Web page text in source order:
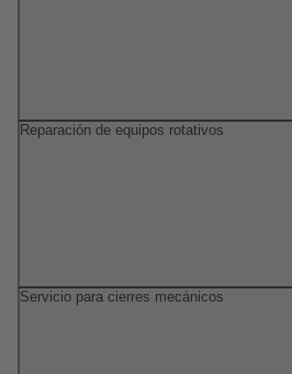
Reparación de equipos rotativos
Servicio para cierres mecánicos